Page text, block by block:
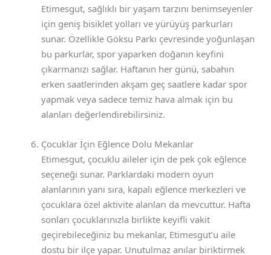
Etimesgut, sağlıklı bir yaşam tarzını benimseyenler
için geniş bisiklet yolları ve yürüyüş parkurları
sunar. Özellikle Göksu Parkı çevresinde yoğunlaşan
bu parkurlar, spor yaparken doğanın keyfini
çıkarmanızı sağlar. Haftanın her günü, sabahın
erken saatlerinden akşam geç saatlere kadar spor
yapmak veya sadece temiz hava almak için bu
alanları değerlendirebilirsiniz.
Çocuklar İçin Eğlence Dolu Mekanlar
Etimesgut, çocuklu aileler için de pek çok eğlence
seçeneği sunar. Parklardaki modern oyun
alanlarının yanı sıra, kapalı eğlence merkezleri ve
çocuklara özel aktivite alanları da mevcuttur. Hafta
sonları çocuklarınızla birlikte keyifli vakit
geçirebileceğiniz bu mekanlar, Etimesgut’u aile
dostu bir ilçe yapar. Unutulmaz anılar biriktirmek